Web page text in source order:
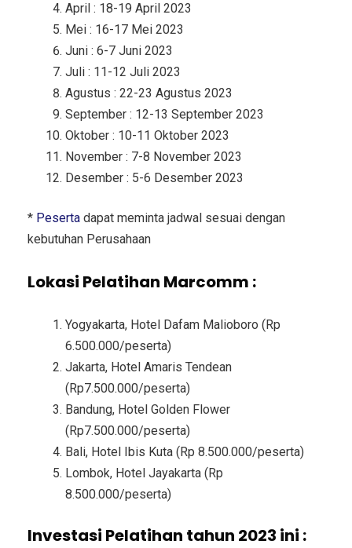
April : 18-19 April 2023
Mei : 16-17 Mei 2023
Juni : 6-7 Juni 2023
Juli : 11-12 Juli 2023
Agustus : 22-23 Agustus 2023
September : 12-13 September 2023
Oktober : 10-11 Oktober 2023
November : 7-8 November 2023
Desember : 5-6 Desember 2023
* Peserta dapat meminta jadwal sesuai dengan
kebutuhan Perusahaan
Lokasi Pelatihan Marcomm :
Yogyakarta, Hotel Dafam Malioboro (Rp
6.500.000/peserta)
Jakarta, Hotel Amaris Tendean
(Rp7.500.000/peserta)
Bandung, Hotel Golden Flower
(Rp7.500.000/peserta)
Bali, Hotel Ibis Kuta (Rp 8.500.000/peserta)
Lombok, Hotel Jayakarta (Rp
8.500.000/peserta)
Investasi Pelatihan tahun 2023 ini :